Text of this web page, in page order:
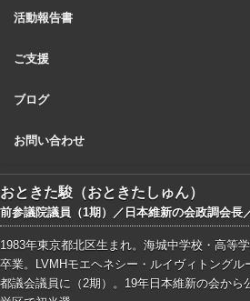
活動報告書
ご支援
ブログ
お問い合わせ
おときた駿（おときたしゅん）
前参議院議員（1期）／日本維新の会政調会長
1983年東京都北区生まれ。海城中学校・高等
卒業。LVMHモエヘネシー・ルイヴィトング
都議会議員に（2期）。19年日本維新の会から